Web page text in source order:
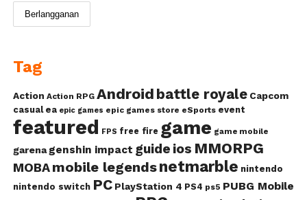
Tag
Action Action RPG Android battle royale Capcom
casual ea epic games epic games store eSports event
featured FPS free fire game game mobile
garena genshin impact guide ios MMORPG
MOBA mobile legendsnetmarble nintendo
nintendo switch PC PlayStation 4 PS4 ps5 PUBG Mobile